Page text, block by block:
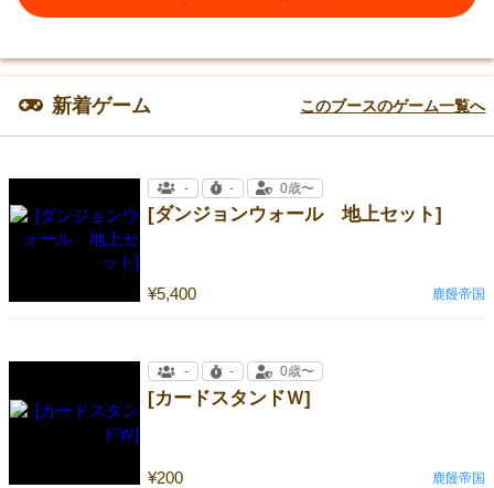
新着ゲーム このブースのゲーム一覧へ
[ダンジョンウォール 地上セット]
¥5,400
- - 0歳〜
鹿饅帝国
[カードスタンドＷ]
¥200
- - 0歳〜
鹿饅帝国